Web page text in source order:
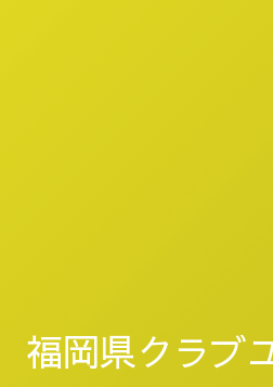
福岡県クラブ